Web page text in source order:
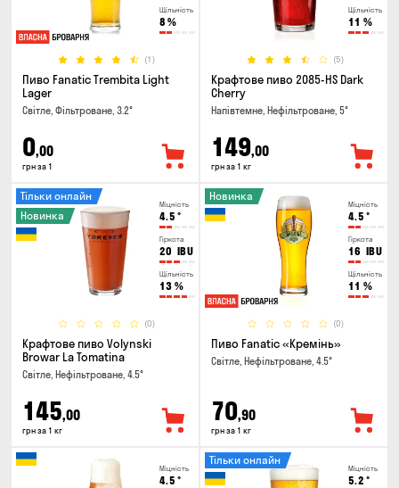
Щільність
8 %
(1)
Пиво Fanatic Trembita Light
Lager
Світле, Фільтроване, 3.2°
0,00
грн за 1
Щільність
11 %
(5)
Крафтове пиво 2085-HS Dark
Cherry
Напівтемне, Нефільтроване, 5°
149,00
грн за 1 кг
Міцність
4.5 °
Гіркота
20 IBU
Щільність
13 %
(0)
Тільки онлайн
Новинка
Крафтове пиво Volynski
Browar La Tomatina
Світле, Нефільтроване, 4.5°
145,00
грн за 1 кг
Міцність
4.5 °
Гіркота
16 IBU
Щільність
11 %
(0)
Новинка
Пиво Fanatic «Кремінь»
Світле, Нефільтроване, 4.5°
70,90
грн за 1 кг
Міцність
4.5 °
Міцність
5.2 °
Тільки онлайн